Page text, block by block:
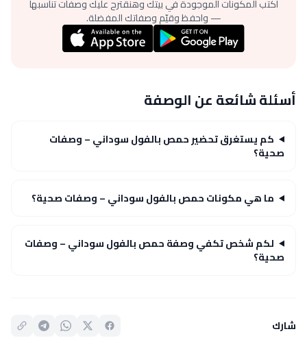
اكتب المكونات الموجودة في بيتك وهنقترح عليك وصفات تناسبها
— واحفظ وقيّم وصفاتك المفضلة.
أسئلة شائعة عن الوصفة
كم يستغرق تحضير حمص بالفول سوداني – وصفات
صحية؟
ما هي مكونات حمص بالفول سوداني – وصفات صحية؟
لكم شخص تكفي وصفة حمص بالفول سوداني – وصفات
صحية؟
شارك